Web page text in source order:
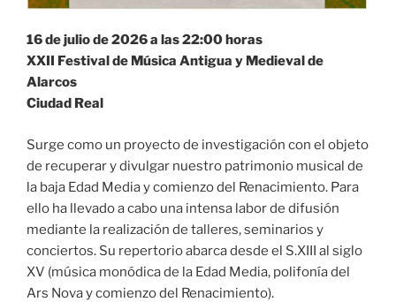
16 de julio de 2026 a las 22:00 horas
XXII Festival de Música Antigua y Medieval de
Alarcos
Ciudad Real
Surge como un proyecto de investigación con el objeto
de recuperar y divulgar nuestro patrimonio musical de
la baja Edad Media y comienzo del Renacimiento. Para
ello ha llevado a cabo una intensa labor de difusión
mediante la realización de talleres, seminarios y
conciertos. Su repertorio abarca desde el S.XIII al siglo
XV (música monódica de la Edad Media, polifonía del
Ars Nova y comienzo del Renacimiento).